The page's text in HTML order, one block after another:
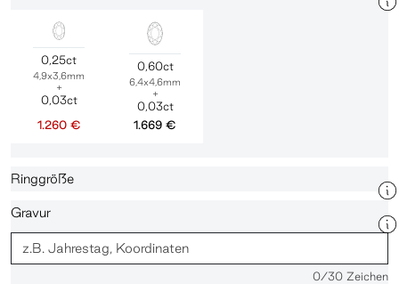
0,25ct
4,9x3,6mm
+
0,03ct
1.260 €
0,60ct
6,4x4,6mm
+
0,03ct
1.669 €
Ringgröße
Gravur
0/30 Zeichen